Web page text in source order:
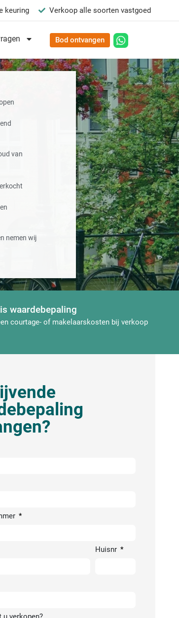
keuring Verkoop alle soorten vastgoed
Bod ontvangen
van
nemen wij
waardebepaling
courtage- of makelaarskosten bij verkoop
Huisnr